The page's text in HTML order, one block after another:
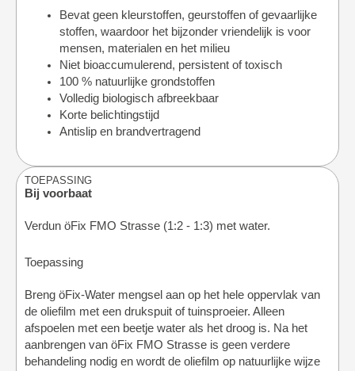
Bevat geen kleurstoffen, geurstoffen of gevaarlijke
stoffen, waardoor het bijzonder vriendelijk is voor
mensen, materialen en het milieu
Niet bioaccumulerend, persistent of toxisch
100 % natuurlijke grondstoffen
Volledig biologisch afbreekbaar
Korte belichtingstijd
Antislip en brandvertragend
TOEPASSING
Bij voorbaat
Verdun öFix FMO Strasse (1:2 - 1:3) met water.
Toepassing
Breng öFix-Water mengsel aan op het hele oppervlak van
de oliefilm met een drukspuit of tuinsproeier. Alleen
afspoelen met een beetje water als het droog is. Na het
aanbrengen van öFix FMO Strasse is geen verdere
behandeling nodig en wordt de oliefilm op natuurlijke wijze